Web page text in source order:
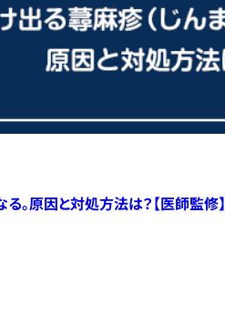
。原因と対処方法は？【医師監修】